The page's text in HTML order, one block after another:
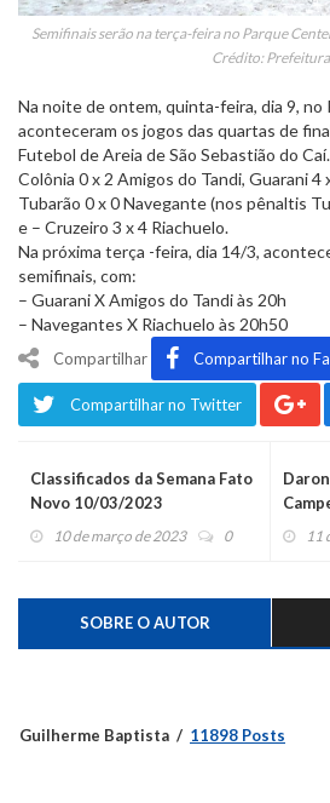
Semifinais serão na terça-feira no Parque
Crédito: Prefeitura
Na noite de ontem, quinta-feira, dia 9, no
aconteceram os jogos das quartas de
Futebol de Areia de São Sebastião do
Colônia 0 x 2 Amigos do Tandi, Guarani 4
Tubarão 0 x 0 Navegante (nos pênaltis
e – Cruzeiro 3 x 4 Riachuelo.
Na próxima terça -feira, dia 14/3,
semifinais, com:
– Guarani X Amigos do Tandi às 20h
– Navegantes X Riachuelo às 20h50
Compartilhar Compartilhar no
Compartilhar no Twitter
Classificados da Semana Fato
Novo 10/03/2023
10 de março de 2023 0 11
SOBRE O AUTOR
Guilherme Baptista 11898 Posts